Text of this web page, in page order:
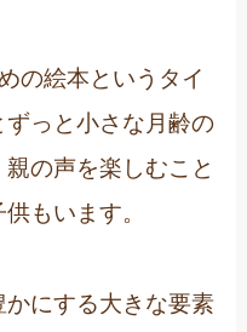
の絵本というタイ
ずっと小さな月齢の
の声を楽しむこと
もいます。
にする大きな要素